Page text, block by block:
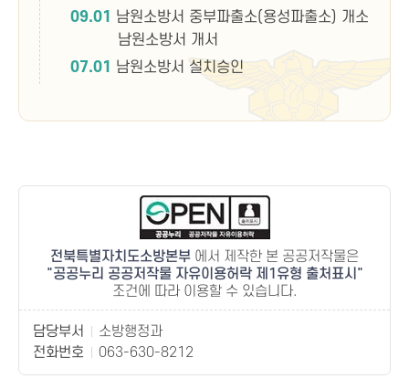
09.01
남원소방서 중부파출소(용성파출소) 개소
남원소방서 개서
07.01
남원소방서 설치승인
전북특별자치도소방본부 에서 제작한 본 공공저작물은
공공누리 공공저작물 자유이용허락 제1유형 출처표시
조건에 따라 이용할 수 있습니다.
담당부서
소방행정과
전화번호
063-630-8212